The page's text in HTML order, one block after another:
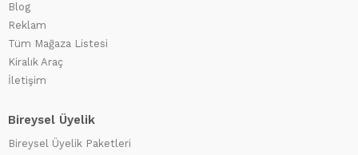
Blog
Reklam
Tüm Mağaza Listesi
Kiralık Araç
İletişim
Bireysel Üyelik
Bireysel Üyelik Paketleri